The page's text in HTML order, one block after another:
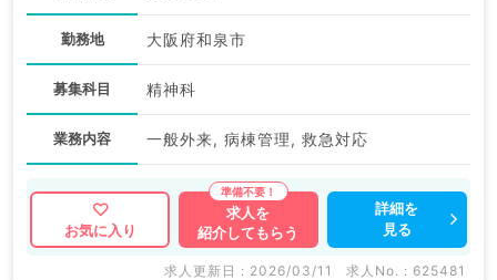
勤務地 大阪府和泉市
募集科目 精神科
業務内容 一般外来, 病棟管理, 救急対応
お気に入り
求人を
紹介してもらう
詳細を
見る
求人更新日 : 2026/03/11 求人No. : 625481